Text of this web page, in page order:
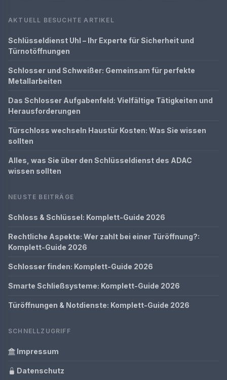
AKTUELL BESUCHTE ARTIKEL
Schlüsseldienst Uhl – Ihr Experte für Sicherheit und
Türnotöffnungen
Schlosser und Schweißer: Gemeinsam für perfekte
Metallarbeiten
Das Schlosser Aufgabenfeld: Vielfältige Tätigkeiten und
Herausforderungen
Türschloss wechseln Haustür Kosten: Was Sie wissen
sollten
Alles, was Sie über den Schlüsseldienst des ADAC
wissen sollten
NEUSTE BEITRÄGE
Schloss & Schlüssel: Komplett-Guide 2026
Rechtliche Aspekte: Wer zahlt bei einer Türöffnung?:
Komplett-Guide 2026
Schlosser finden: Komplett-Guide 2026
Smarte Schließsysteme: Komplett-Guide 2026
Türöffnungen & Notdienste: Komplett-Guide 2026
SCHNELLZUGRIFF
Impressum
Datenschutz